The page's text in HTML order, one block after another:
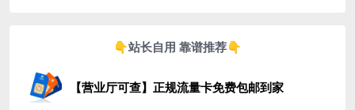
👇站长自用 靠谱推荐👇
【营业厅可查】正规流量卡免费包邮到家